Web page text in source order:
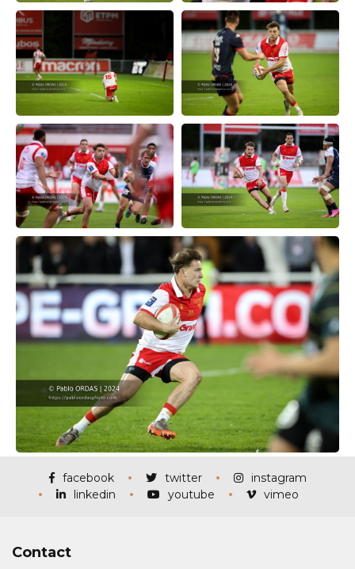
facebook twitter
instagram
linkedin
youtube vimeo
Contact